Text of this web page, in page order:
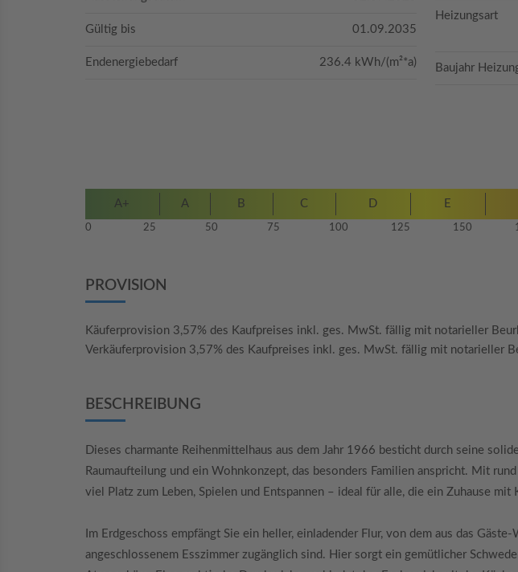
Gültig bis 01.09.2035
Endenergiebedarf 236.4 kWh/(m²*a)
Heizungsart
Baujahr
A+ A B C D E
0 25 50 75 100 125 150
PROVISION
Käuferprovision 3,57% des Kaufpreises inkl. ges. MwSt. fällig mit notarieller
Verkäuferprovision 3,57% des Kaufpreises inkl. ges. MwSt. fällig mit notarieller
BESCHREIBUNG
Dieses charmante Reihenmittelhaus aus dem Jahr 1966 besticht durch seine
Raumaufteilung und ein Wohnkonzept, das besonders Familien anspricht. Mit
viel Platz zum Leben, Spielen und Entspannen – ideal für alle, die ein Zuhause
Im Erdgeschoss empfängt Sie ein heller, einladender Flur, von dem aus das
angeschlossenem Esszimmer zugänglich sind. Hier sorgt ein gemütlicher